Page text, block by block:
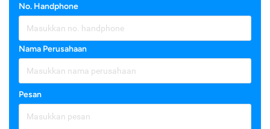
No. Handphone
Nama Perusahaan
Pesan